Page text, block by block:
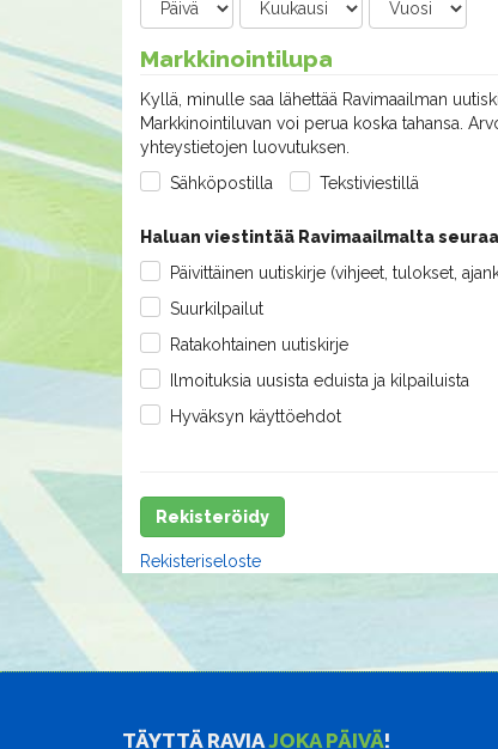
Markkinointilupa
Kyllä, minulle saa lähettää Ravimaailman
Markkinointiluvan voi perua koska tahansa.
yhteystietojen luovutuksen.
Sähköpostilla
Tekstiviestillä
Haluan viestintää Ravimaailmalta
Päivittäinen uutiskirje (vihjeet, tulokset,
Suurkilpailut
Ratakohtainen uutiskirje
Ilmoituksia uusista eduista ja kilpailuista
Hyväksyn käyttöehdot
Rekisteröidy
Rekisteriseloste
TÄYTTÄ RAVIAJOKA PÄIVÄ!